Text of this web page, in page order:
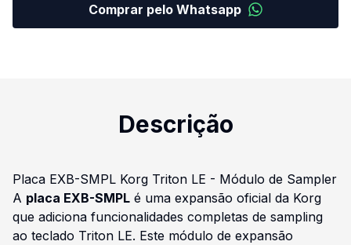
Comprar pelo Whatsapp
Descrição
Placa EXB-SMPL Korg Triton LE - Módulo de Sampler
A placa EXB-SMPL é uma expansão oficial da Korg
que adiciona funcionalidades completas de sampling
ao teclado Triton LE. Este módulo de expansão